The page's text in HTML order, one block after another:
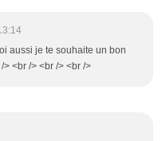
aussi je te souhaite un bon
<br /> <br /> <br />